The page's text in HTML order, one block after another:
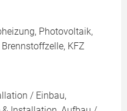
Photovoltaik,
KFZ
/ Einbau,